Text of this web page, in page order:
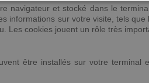
navigateur et stocké dans le
informations sur votre visite, tels
cookies jouent un rôle très
être installés sur votre terminal